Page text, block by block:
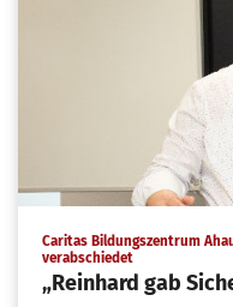
Caritas Bildungszentrum
verabschiedet:
„Reinhard gab